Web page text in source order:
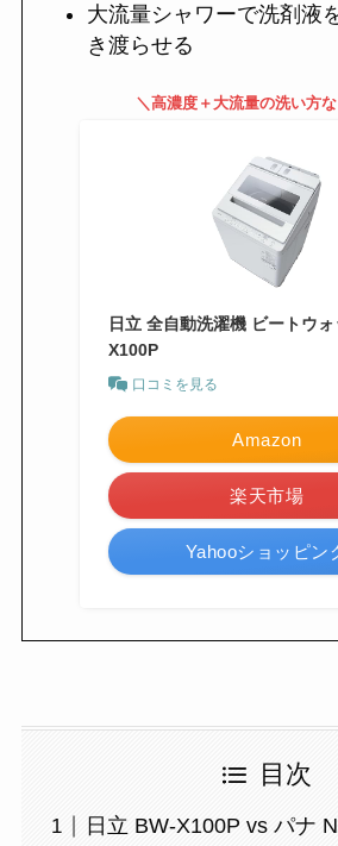
大流量シャワーで洗剤液
き渡らせる
＼高濃度＋大流量の洗い方
日立 全自動洗濯機 ビートウ
X100P
口コミを見る
Amazon
楽天市場
Yahooショッピン
目次
日立 BW-X100P vs パナ